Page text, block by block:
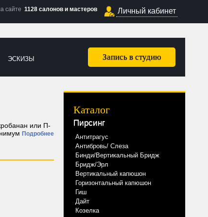
сайте 1128 салонов и мастеров Личный кабинет
Запись в студию
ЭСКИЗЫ
Каталог
Пирсинг
Антитрагус
Антибровь/ Слеза
Бинди/Вертикальный Бридж
Бридж/Эрл
Вертикальный капюшон
Горизонтальный капюшон
Гиш
Дайт
Козелка
или П-
Подробнее